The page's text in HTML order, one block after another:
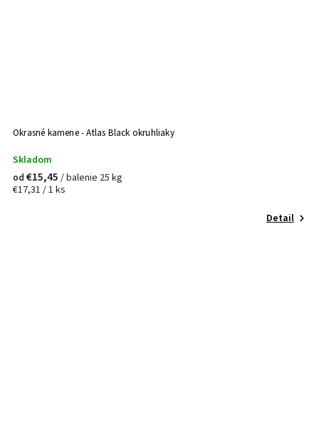
Okrasné kamene - Atlas Black okruhliaky
Skladom
od €15,45 / balenie 25 kg
€17,31 / 1 ks
Detail